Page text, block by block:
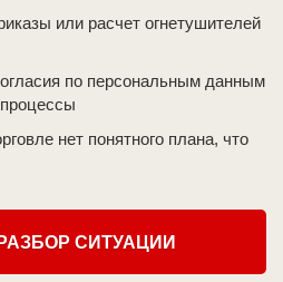
или расчет огнетушителей
по персональным данным
нет понятного плана, что
СИТУАЦИИ